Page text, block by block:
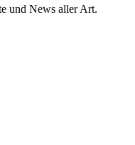
und News aller Art.